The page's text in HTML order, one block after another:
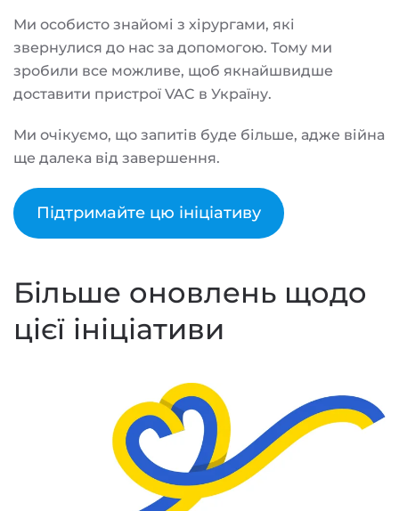
Ми особисто знайомі з хірургами, які
звернулися до нас за допомогою. Тому ми
зробили все можливе, щоб якнайшвидше
доставити пристрої VAC в Україну.
Ми очікуємо, що запитів буде більше, адже війна
ще далека від завершення.
Підтримайте цю ініціативу
Більше оновлень щодо
цієї ініціативи